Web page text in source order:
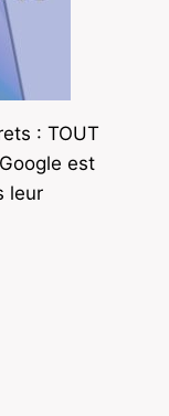
: TOUT
est
leur